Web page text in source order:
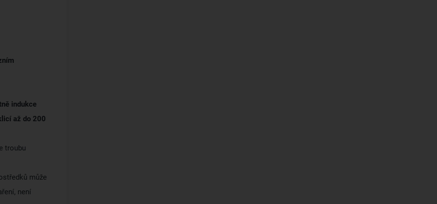
indukce
až do 200
troubu
může
není